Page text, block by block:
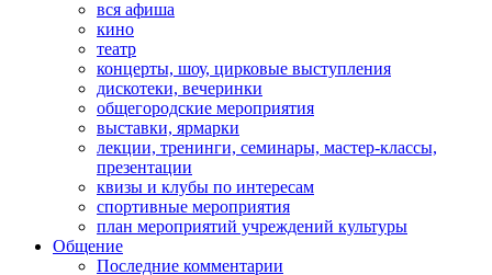
вся афиша
кино
театр
концерты, шоу, цирковые выступления
дискотеки, вечеринки
общегородские мероприятия
выставки, ярмарки
лекции, тренинги, семинары, мастер-классы,
презентации
квизы и клубы по интересам
спортивные мероприятия
план мероприятий учреждений культуры
Общение
Последние комментарии